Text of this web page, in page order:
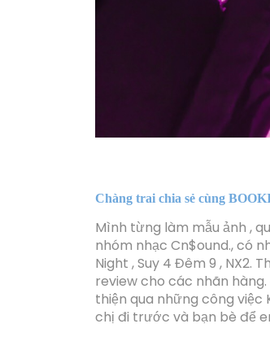
Chàng trai chia sẻ cùng
Mình từng làm mẫu ảnh ,
nhóm nhạc Cn$ound., có
Night , Suy 4 Đêm 9 , NX2.
review cho các nhãn
thiện qua những công việc
chị đi trước và bạn bè để